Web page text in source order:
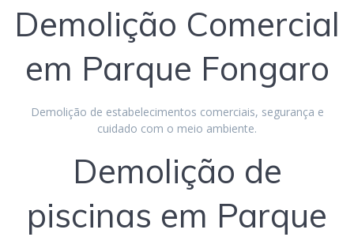
Demolição Comercial
em Parque Fongaro
Demolição de estabelecimentos comerciais, segurança e
cuidado com o meio ambiente.
Demolição de
piscinas em Parque